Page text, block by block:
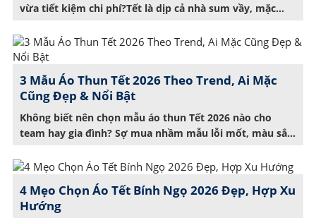
vừa tiết kiệm chi phí?Tết là dịp cả nhà sum vầy, mặc
ảnh gắn kết mà còn là cách lưu giữ kỷ niệm đáng nhớ.
Nhưng nên chọn chất liệu […]
3 Mẫu Áo Thun Tết 2026 Theo Trend, Ai Mặc
Cũng Đẹp & Nổi Bật
Không biết nên chọn mẫu áo thun Tết 2026 nào cho
team hay gia đình? Sợ mua nhầm mẫu lỗi mốt, màu sắc
chuyện thường gặp mỗi mùa Tết. Nhưng bạn không cần
4 Mẹo Chọn Áo Tết Bính Ngọ 2026 Đẹp, Hợp Xu
Hướng